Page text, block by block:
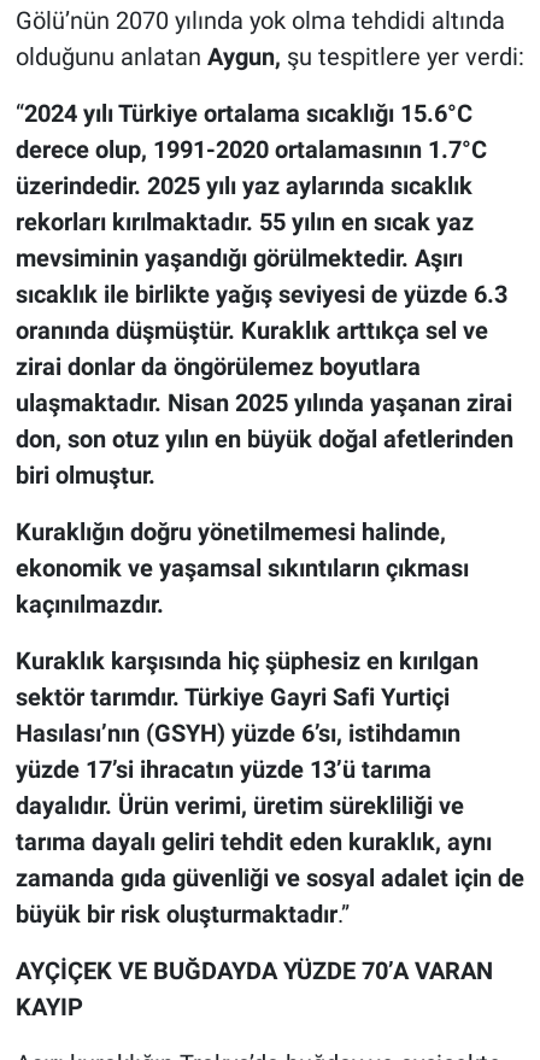
Gölü’nün 2070 yılında yok olma tehdidi altında
olduğunu anlatan Aygun, şu tespitlere yer verdi:
“2024 yılı Türkiye ortalama sıcaklığı 15.6°C
derece olup, 1991-2020 ortalamasının 1.7°C
üzerindedir. 2025 yılı yaz aylarında sıcaklık
rekorları kırılmaktadır. 55 yılın en sıcak yaz
mevsiminin yaşandığı görülmektedir. Aşırı
sıcaklık ile birlikte yağış seviyesi de yüzde 6.3
oranında düşmüştür. Kuraklık arttıkça sel ve
zirai donlar da öngörülemez boyutlara
ulaşmaktadır. Nisan 2025 yılında yaşanan zirai
don, son otuz yılın en büyük doğal afetlerinden
biri olmuştur.
Kuraklığın doğru yönetilmemesi halinde,
ekonomik ve yaşamsal sıkıntıların çıkması
kaçınılmazdır.
Kuraklık karşısında hiç şüphesiz en kırılgan
sektör tarımdır. Türkiye Gayri Safi Yurtiçi
Hasılası’nın (GSYH) yüzde 6’sı, istihdamın
yüzde 17’si ihracatın yüzde 13’ü tarıma
dayalıdır. Ürün verimi, üretim sürekliliği ve
tarıma dayalı geliri tehdit eden kuraklık, aynı
zamanda gıda güvenliği ve sosyal adalet için de
büyük bir risk oluşturmaktadır.”
AYÇİÇEK VE BUĞDAYDA YÜZDE 70’A VARAN
KAYIP